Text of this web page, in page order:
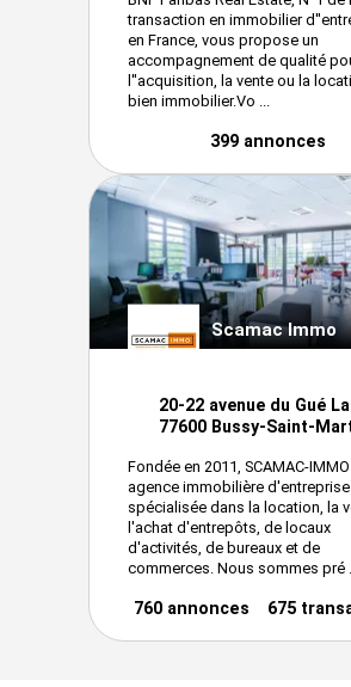
transaction en immobilier
en France, vous propose un
accompagnement de qualité
l''acquisition, la vente ou la
bien immobilier.Vo ...
399 annonces
Scamac Immo
20-22 avenue du Gué
77600 Bussy-Saint-
Fondée en 2011, SCAMAC-
agence immobilière d'entreprise
spécialisée dans la location, la
l'achat d'entrepôts, de locaux
d'activités, de bureaux et de
commerces. Nous sommes pré
760 annonces 675